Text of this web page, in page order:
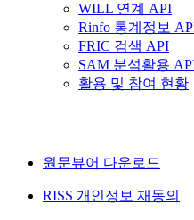
WILL 연계 API
Rinfo 통계정보
FRIC 검색 API
SAM 분석활용
활용 및 참여 현황
원문뷰어 다운로드
RISS 개인정보 재동의